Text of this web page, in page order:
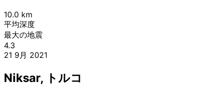
10.0 km
平均深度
最大の地震
4.3
21 9月 2021
Niksar, トルコ